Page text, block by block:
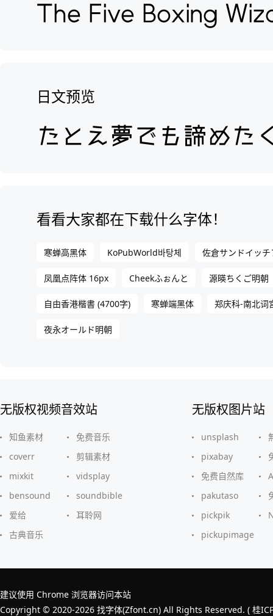
日文预览
看看大家都在下载什么字体！
寒蝉高黑体 KoPubWorld바탕체 佐倉サンドイッ
凤凰点阵体 16px Cheekふぉんと 源暎ちくご明朝
自由香港楷書 (4700字) 寒蝉端黑体 郑庆科-南北词
夜永オールド明朝
无版权视频音效站
知鱼素材
免费音乐
coverr
剪辑素材
mixkit
vidsplay
bensound
soundbible
爱给
耳聆网
古典音乐
无版权图片站
unsplash
pixabay
免费自然库
pakutaso
pickpik
pickupimage
建议使用 Chrome 浏览器访问本站
Copyright © 2020-2026 找字体(Zfont.cn) All Rights Reserved. ( 桂